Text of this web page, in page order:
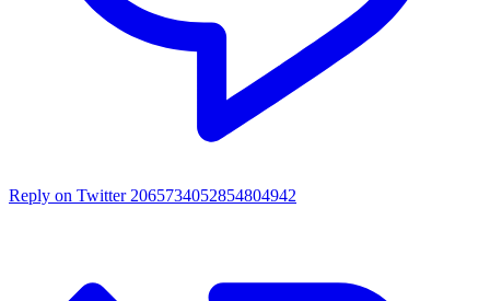
Reply on Twitter 2065734052854804942